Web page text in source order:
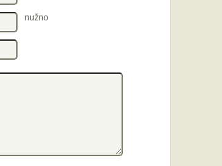
nužno